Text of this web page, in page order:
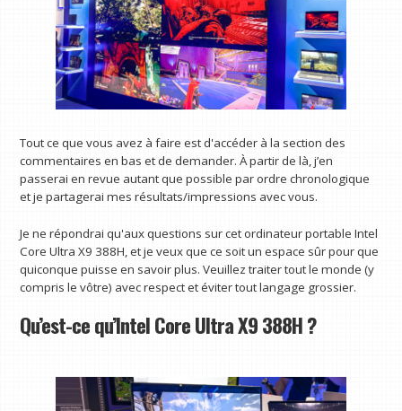
Tout ce que vous avez à faire est d'accéder à la section des
commentaires en bas et de demander. À partir de là, j’en
passerai en revue autant que possible par ordre chronologique
et je partagerai mes résultats/impressions avec vous.
Je ne répondrai qu'aux questions sur cet ordinateur portable Intel
Core Ultra X9 388H, et je veux que ce soit un espace sûr pour que
quiconque puisse en savoir plus. Veuillez traiter tout le monde (y
compris le vôtre) avec respect et éviter tout langage grossier.
Qu’est-ce qu’Intel Core Ultra X9 388H ?